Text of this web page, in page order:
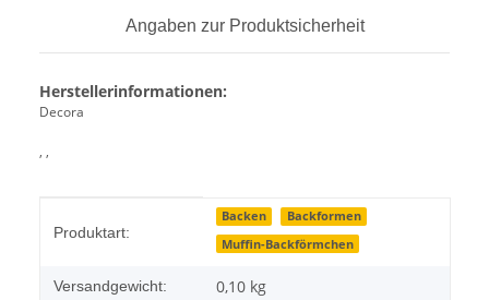
Angaben zur Produktsicherheit
Herstellerinformationen:
Decora
, ,
Produktart:
Backen
Backformen
Muffin-Backförmchen
Versandgewicht: 0,10 kg